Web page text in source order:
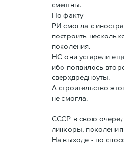
смешны.
По факту
РИ смогла с
построить
поколения.
НО они устарели
ибо появилось
сверхдредноуты.
А строительство
не смогла.
СССР в свою
линкоры,
На выходе - по